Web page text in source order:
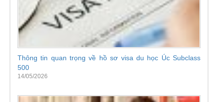
Thông tin quan trọng về hồ sơ visa du học Úc Subclass
500
14/05/2026